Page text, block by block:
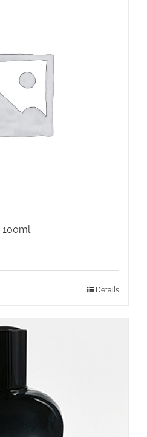
100ml
Details